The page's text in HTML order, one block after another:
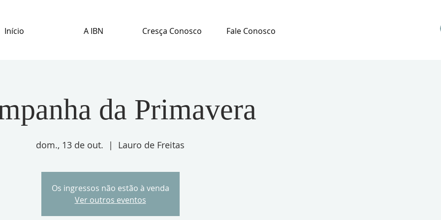
Início A IBN Cresça Conosco Fale Conosco
da Primavera
dom., 13 de out.
  |
Lauro de Freitas
Os ingressos não estão à venda
Ver outros eventos